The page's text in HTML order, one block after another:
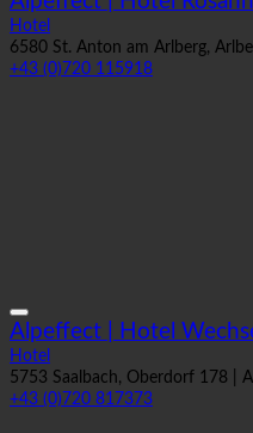
Hotel
6580 St. Anton am Arlberg,
+43 (0)720 115918
Alpeffect | Hotel
Hotel
5753 Saalbach, Oberdorf 178 |
+43 (0)720 817373